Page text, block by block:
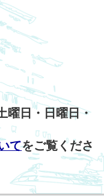
曜日・日曜日・
てをご覧くださ